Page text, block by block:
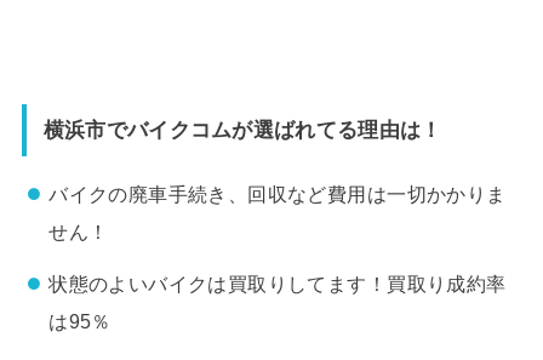
横浜市でバイクコムが選ばれてる理由は！
バイクの廃車手続き、回収など費用は一切かかりま
せん！
状態のよいバイクは買取りしてます！買取り成約率
は95％